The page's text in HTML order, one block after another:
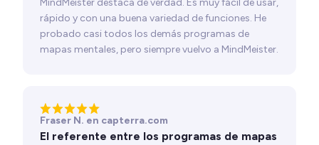
MindMeister destaca de verdad. Es muy fácil de usar,
rápido y con una buena variedad de funciones. He
probado casi todos los demás programas de
mapas mentales, pero siempre vuelvo a MindMeister.
Fraser N. en capterra.com
El referente entre los programas de mapas